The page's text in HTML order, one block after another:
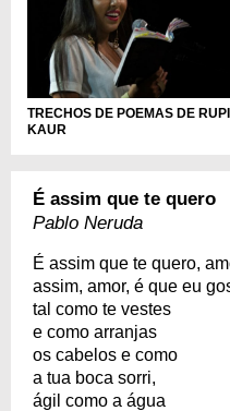
TRECHOS DE POEMAS DE RUPI
KAUR
É assim que te quero
Pablo Neruda
É assim que te quero,
assim, amor, é que eu
tal como te vestes
e como arranjas
os cabelos e como
a tua boca sorri,
ágil como a água